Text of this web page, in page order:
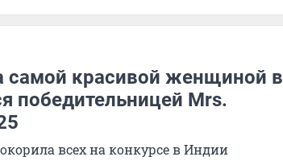
самой красивой женщиной в
победительницей Mrs.
всех на конкурсе в Индии